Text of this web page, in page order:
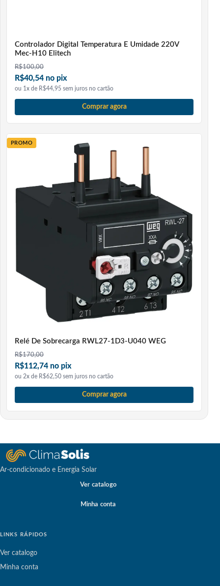
Controlador Digital Temperatura E Umidade 220V
Mec-H10 Elitech
R$100,00
R$40,54 no pix
ou 1x de R$44,95 sem juros no cartão
Comprar agora
PROMO
Relé De Sobrecarga RWL27-1D3-U040 WEG
R$170,00
R$112,74 no pix
ou 2x de R$62,50 sem juros no cartão
Comprar agora
Ar-condicionado e Energia Solar
Ver catalogo
Minha conta
LINKS RÁPIDOS
Ver catalogo
Minha conta